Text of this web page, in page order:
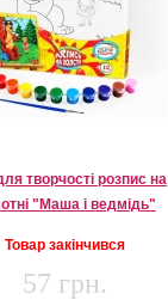
творчості розпис на
"Маша і ведмідь"
Товар закінчився
57 грн.